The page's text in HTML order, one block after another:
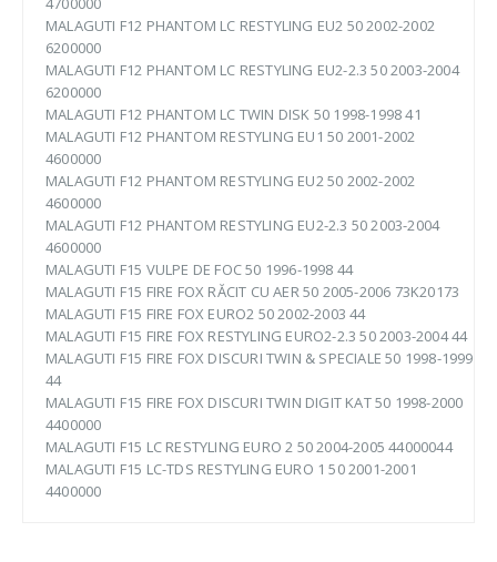
MALAGUTI F12 PHANTOM LC RESTYLING EU2 50 2002-2002
6200000
MALAGUTI F12 PHANTOM LC RESTYLING EU2-2.3 50 2003-2004
6200000
MALAGUTI F12 PHANTOM LC TWIN DISK 50 1998-1998 41
MALAGUTI F12 PHANTOM RESTYLING EU1 50 2001-2002
4600000
MALAGUTI F12 PHANTOM RESTYLING EU2 50 2002-2002
4600000
MALAGUTI F12 PHANTOM RESTYLING EU2-2.3 50 2003-2004
4600000
MALAGUTI F15 VULPE DE FOC 50 1996-1998 44
MALAGUTI F15 FIRE FOX RĂCIT CU AER 50 2005-2006 73K20173
MALAGUTI F15 FIRE FOX EURO2 50 2002-2003 44
MALAGUTI F15 FIRE FOX RESTYLING EURO2-2.3 50 2003-2004 44
MALAGUTI F15 FIRE FOX DISCURI TWIN & SPECIALE 50 1998-1999
44
MALAGUTI F15 FIRE FOX DISCURI TWIN DIGIT KAT 50 1998-2000
4400000
MALAGUTI F15 LC RESTYLING EURO 2 50 2004-2005 44000044
MALAGUTI F15 LC-TDS RESTYLING EURO 1 50 2001-2001
4400000